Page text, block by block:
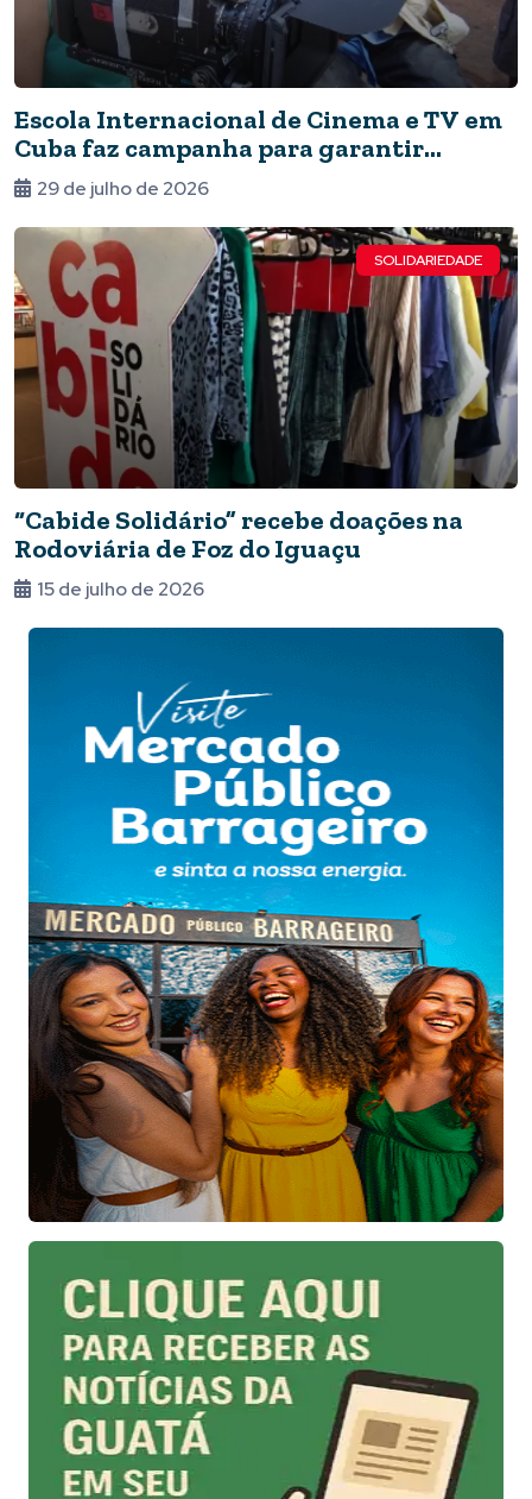
Escola Internacional de Cinema e TV em
Cuba faz campanha para garantir
autonomia energética
29 de julho de 2026
SOLIDARIEDADE
“Cabide Solidário” recebe doações na
Rodoviária de Foz do Iguaçu
15 de julho de 2026